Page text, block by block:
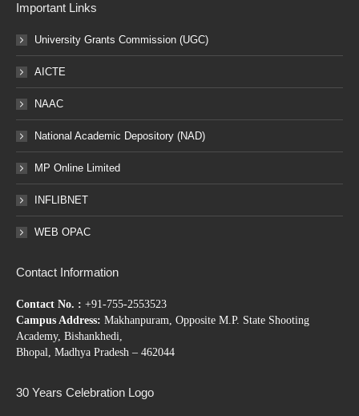
Important Links
University Grants Commission (UGC)
AICTE
NAAC
National Academic Depository (NAD)
MP Online Limited
INFLIBNET
WEB OPAC
Contact Information
Contact No. : +91-755-2553523
Campus Address: Makhanpuram, Opposite M.P. State Shooting
Academy, Bishankhedi,
Bhopal, Madhya Pradesh – 462044
30 Years Celebration Logo